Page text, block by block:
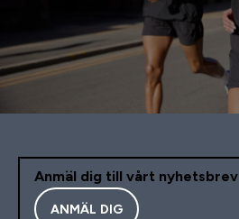
Anmäl dig till vårt nyhetsbrev
ANMÄL DIG